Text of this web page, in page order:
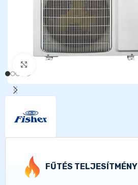
FŰTÉS TELJESÍTMÉNY